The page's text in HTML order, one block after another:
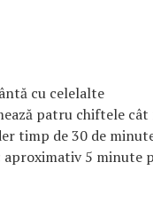
cu celelalte
patru chiftele cât
timp de 30 de
aproximativ 5 minute